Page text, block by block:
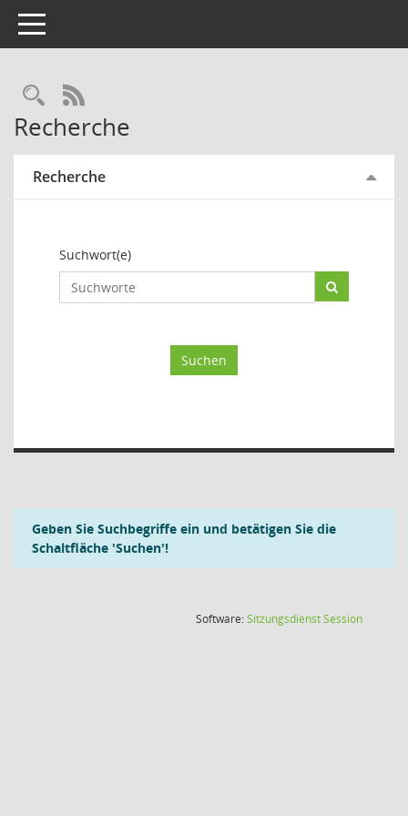
Toggle navigation
Rechercheauswahl
RSS-Feed
Recherche
Recherche
Suchwort(e)
Geben Sie Suchbegriffe ein und betätigen Sie die
Schaltfläche 'Suchen'!
Software:SitzungsdienstSession(Wird in